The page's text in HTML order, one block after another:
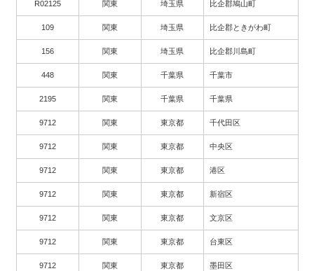
R02125 関東 埼玉県 比企郡鳩山町
109 関東 埼玉県 比企郡ときがわ町
156 関東 埼玉県 比企郡川島町
448 関東 千葉県 千葉市
2195 関東 千葉県 千葉県
9712 関東 東京都 千代田区
9712 関東 東京都 中央区
9712 関東 東京都 港区
9712 関東 東京都 新宿区
9712 関東 東京都 文京区
9712 関東 東京都 台東区
9712 関東 東京都 墨田区